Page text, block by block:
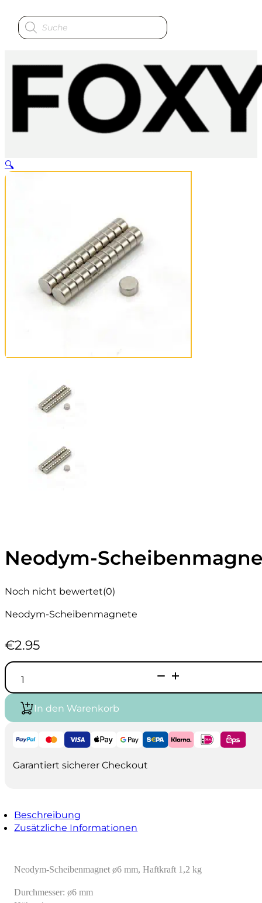
Produktsuche
Neodym-
Noch nicht bewertet(0)
Neodym-Scheibenmagnete
€2.95
Scheibenmagnete
5
Stück
ø6mm
X
Menge
In den Warenkorb
Garantiert sicherer Checkout
Beschreibung
Zusätzliche Informationen
Neodym-Scheibenmagnet ø6 mm, Haftkraft 1,2 kg
Durchmesser: ø6 mm
🔍